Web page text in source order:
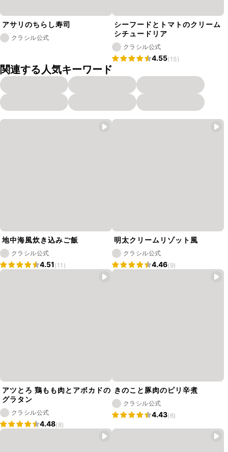
アサリのちらし寿司
クラシル公式
シーフードとトマトのクリーム
シチュードリア
クラシル公式
4.55(15)
関連する人気キーワード
地中海風炊き込みご飯
クラシル公式
4.51(11)
明太クリームリゾット風
クラシル公式
4.46(9)
アツとろ 鶏もも肉とアボカドの
グラタン
クラシル公式
4.48(8)
きのこと豚肉のピリ辛煮
クラシル公式
4.43(6)